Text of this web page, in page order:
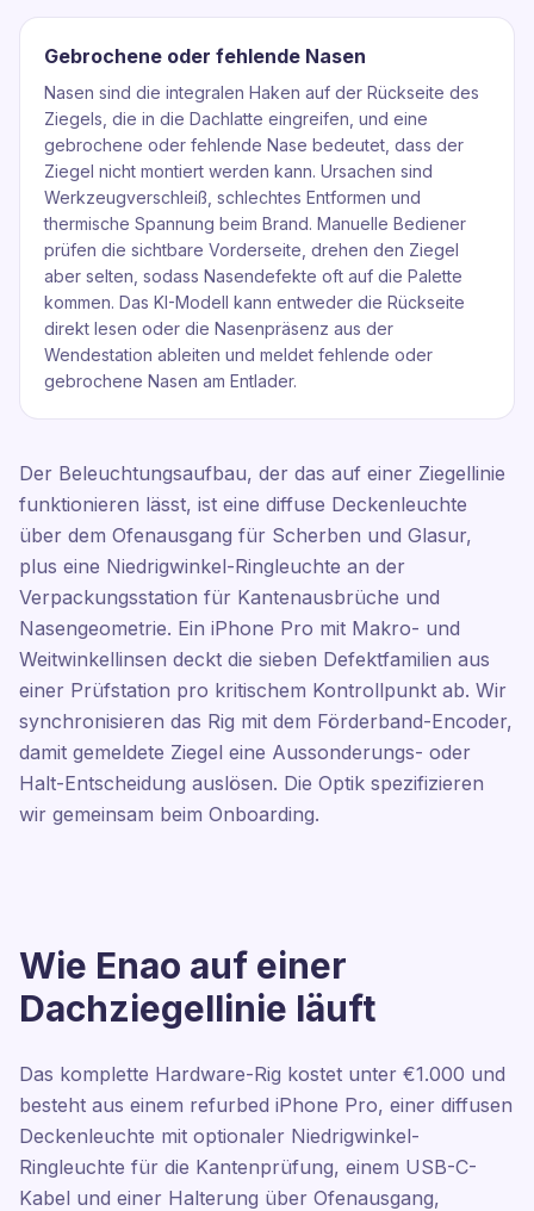
Gebrochene oder fehlende Nasen
Nasen sind die integralen Haken auf der Rückseite des
Ziegels, die in die Dachlatte eingreifen, und eine
gebrochene oder fehlende Nase bedeutet, dass der
Ziegel nicht montiert werden kann. Ursachen sind
Werkzeugverschleiß, schlechtes Entformen und
thermische Spannung beim Brand. Manuelle Bediener
prüfen die sichtbare Vorderseite, drehen den Ziegel
aber selten, sodass Nasendefekte oft auf die Palette
kommen. Das KI-Modell kann entweder die Rückseite
direkt lesen oder die Nasenpräsenz aus der
Wendestation ableiten und meldet fehlende oder
gebrochene Nasen am Entlader.
Der Beleuchtungsaufbau, der das auf einer Ziegellinie
funktionieren lässt, ist eine diffuse Deckenleuchte
über dem Ofenausgang für Scherben und Glasur,
plus eine Niedrigwinkel-Ringleuchte an der
Verpackungsstation für Kantenausbrüche und
Nasengeometrie. Ein iPhone Pro mit Makro- und
Weitwinkellinsen deckt die sieben Defektfamilien aus
einer Prüfstation pro kritischem Kontrollpunkt ab. Wir
synchronisieren das Rig mit dem Förderband-Encoder,
damit gemeldete Ziegel eine Aussonderungs- oder
Halt-Entscheidung auslösen. Die Optik spezifizieren
wir gemeinsam beim Onboarding.
Wie Enao auf einer
Dachziegellinie läuft
Das komplette Hardware-Rig kostet unter €1.000 und
besteht aus einem refurbed iPhone Pro, einer diffusen
Deckenleuchte mit optionaler Niedrigwinkel-
Ringleuchte für die Kantenprüfung, einem USB-C-
Kabel und einer Halterung über Ofenausgang,